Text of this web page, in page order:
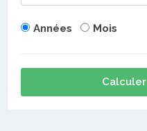
Années Mois
Calculer